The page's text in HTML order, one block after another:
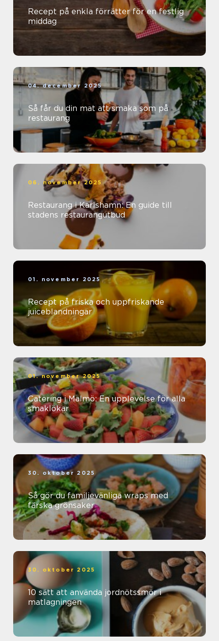
Recept på enkla förrätter för en festlig
middag
04. december 2025
Så får du din mat att smaka som på
restaurang
06. november 2025
Restaurang i Karlshamn: En guide till
stadens restaurangutbud
01. november 2025
Recept på friska och uppfriskande
juiceblandningar
01. november 2025
Catering i Malmö: En upplevelse för alla
smaklökar
30. oktober 2025
Så gör du familjevänliga wraps med
färska grönsaker
30. oktober 2025
10 sätt att använda jordnötssmör i
matlagningen